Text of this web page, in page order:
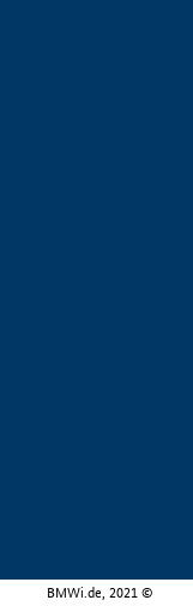
BMWi.de, 2021 ©